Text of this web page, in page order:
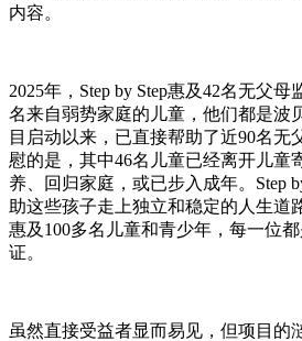
内容。
2025年，Step by Step惠及42名无父
名来自弱势家庭的儿童，他们都是波
目启动以来，已直接帮助了近90名无
慰的是，其中46名儿童已经离开儿
养、回归家庭，或已步入成年。Step
助这些孩子走上独立和稳定的人生道
惠及100多名儿童和青少年，每一位
证。
虽然直接受益者显而易见，但项目的